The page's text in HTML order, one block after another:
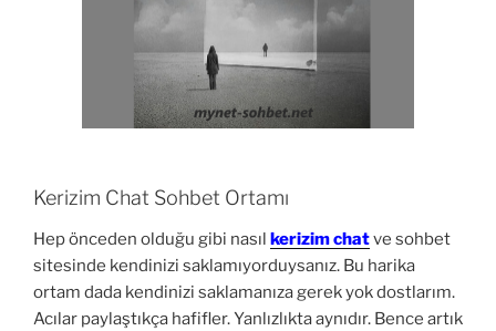
Kerizim Chat Sohbet Ortamı
Hep önceden olduğu gibi nasıl kerizim chatve sohbet
sitesinde kendinizi saklamıyorduysanız. Bu harika
ortam dada kendinizi saklamanıza gerek yok dostlarım.
Acılar paylaştıkça hafifler. Yanlızlıkta aynıdır. Bence artık